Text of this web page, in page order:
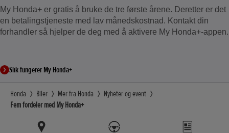
My Honda+ er gratis å bruke de tre første årene. Deretter er det
en betalingstjeneste med lav månedskostnad. Kontakt din
forhandler så hjelper de deg med å aktivere My Honda+-appen.
Slik fungerer My Honda+
Honda Biler Mer fra Honda
Nyheter og event
Fem fordeler med My Honda+